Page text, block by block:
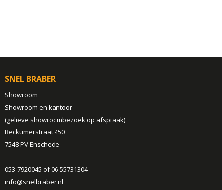
SNEL BRABER
Showroom
Showroom en kantoor
(gelieve showroombezoek op afspraak)
Beckumerstraat 450
7548 PV Enschede
053-7920045 of 06-55731304
info@snelbraber.nl